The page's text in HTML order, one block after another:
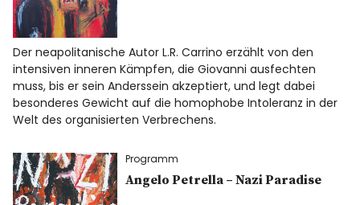
Merch
News
InstagramFacebook
Twitter
Der neapolitanische Autor L.R. Carrino erzählt von den
intensiven inneren Kämpfen, die Giovanni ausfechten
muss, bis er sein Anderssein akzeptiert, und legt dabei
besonderes Gewicht auf die homophobe Intoleranz in der
Welt des organisierten Verbrechens.
Programm
Angelo Petrella – Nazi Paradise